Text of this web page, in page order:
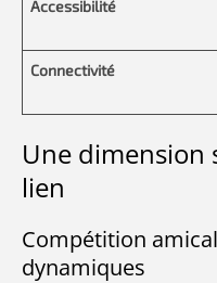
Accessibilité
Connectivité
Une dimension
lien
Compétition
dynamiques